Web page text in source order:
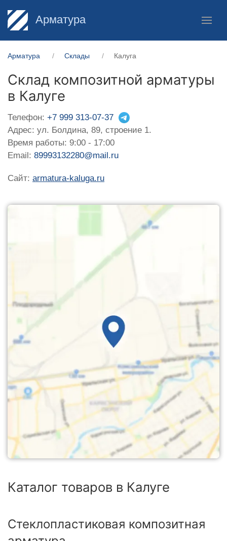
Арматура
Арматура Склады Калуга
Склад композитной арматуры
в Калуге
Телефон: +7 999 313-07-37
Адрес: ул. Болдина, 89, строение 1.
Время работы: 9:00 - 17:00
Email: 89993132280@mail.ru
Сайт: armatura-kaluga.ru
Каталог товаров в Калуге
Стеклопластиковая композитная